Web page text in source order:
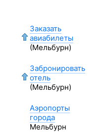
Заказать
авиабилеты
(Мельбурн)
Забронировать
отель
(Мельбурн)
Аэропорты
города
Мельбурн